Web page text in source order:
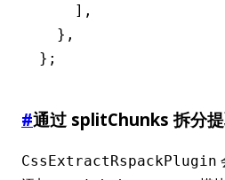
    ]
,
  }
,
};
#通过 splitChunks 拆分提
CssExtractRspackPlugin